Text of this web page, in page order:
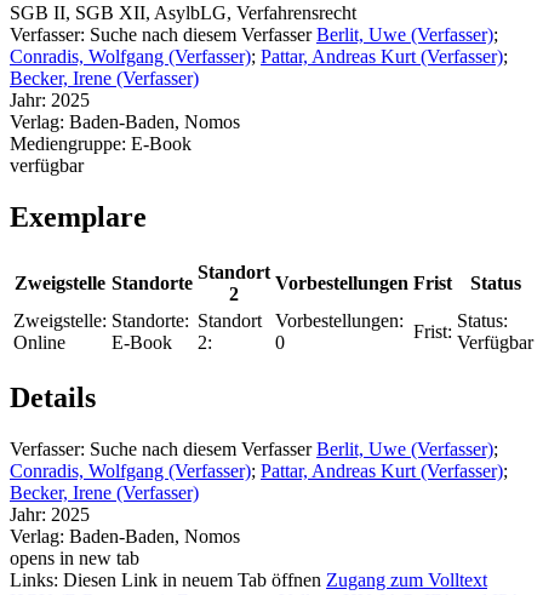
SGB II, SGB XII, AsylbLG, Verfahrensrecht
Verfasser: Suche nach diesem Verfasser Berlit, Uwe (Verfasser);
Conradis, Wolfgang (Verfasser); Pattar, Andreas Kurt (Verfasser);
Becker, Irene (Verfasser)
Jahr: 2025
Verlag: Baden-Baden, Nomos
Mediengruppe: E-Book
verfügbar
Exemplare
Zweigstelle Standorte
Standort
2
Vorbestellungen Frist
Status
Zweigstelle:
Online
Standorte:
E-Book
Standort
2:
Vorbestellungen:
0
Frist:
Status:
Verfügbar
Details
Verfasser: Suche nach diesem Verfasser Berlit, Uwe (Verfasser);
Conradis, Wolfgang (Verfasser); Pattar, Andreas Kurt (Verfasser);
Becker, Irene (Verfasser)
Jahr: 2025
Verlag: Baden-Baden, Nomos
opens in new tab
Links: Diesen Link in neuem Tab öffnen Zugang zum Volltext